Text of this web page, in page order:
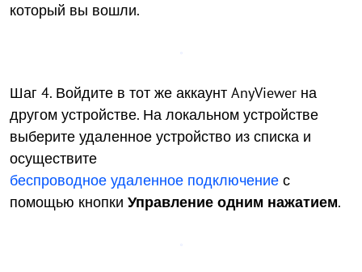
который вы вошли.
Шаг 4. Войдите в тот же аккаунт AnyViewer на
другом устройстве. На локальном устройстве
выберите удаленное устройство из списка и
осуществите
беспроводное удаленное подключение с
помощью кнопки Управление одним нажатием.